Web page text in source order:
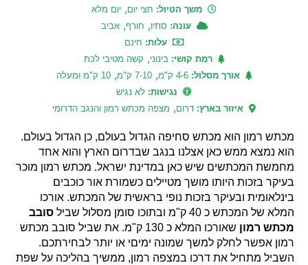
משך הטיול: חצי יום, יום מלא
עונה: סתיו, חורף, אביב
עלות: חינם
רמת קושי:בינוני, קשה מטיבי לכת
אורך מסלול:4-6 ק"מ , 7-10 ק"מ , 10 ק"מ ומעלה
נגישות: לא נגיש
איזור בארץ: דרום, מצפה מכתש רמון והנגב הדרומי
מכתש רמון הוא מכתש סחיפה הגדול בעולם, כן הגדול בעולם.
הוא נמצא ממש כאן אצלנו בנגב שבדרום הארץ והוא אחד
מחמשת המכתשים שיש כאן במדינת ישראל. מכתש רמון מוכר
בעיקר בזכות היותו מושך מטיילים כשמורת אור כוכבים
בינלאומית ובעיקר בזכות נופי בראשית של המכתש. אורכו
המלא של המכתש כ 40 ק"מ ובתוכו סומן מסלול שביל
סובב
מכתש רמון
שאורכו המלא כ 130 ק"מ. את שביל סובב מכתש
רמון אפשר לחלק למשך שמונה ימיםי או יותר לבחירתכם.
השביל מתחיל את דרכו במצפה רמון, ממשיך בהליכה על שפת